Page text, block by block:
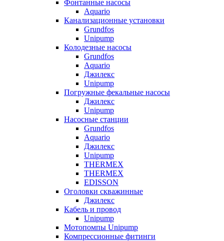
Фонтанные насосы
Aquario
Канализационные установки
Grundfos
Unipump
Колодезные насосы
Grundfos
Aquario
Джилекс
Unipump
Погружные фекальные насосы
Джилекс
Unipump
Насосные станции
Grundfos
Aquario
Джилекс
Unipump
THERMEX
THERMEX
EDISSON
Оголовки скважинные
Джилекс
Кабель и провод
Unipump
Мотопомпы Unipump
Компрессионные фитинги